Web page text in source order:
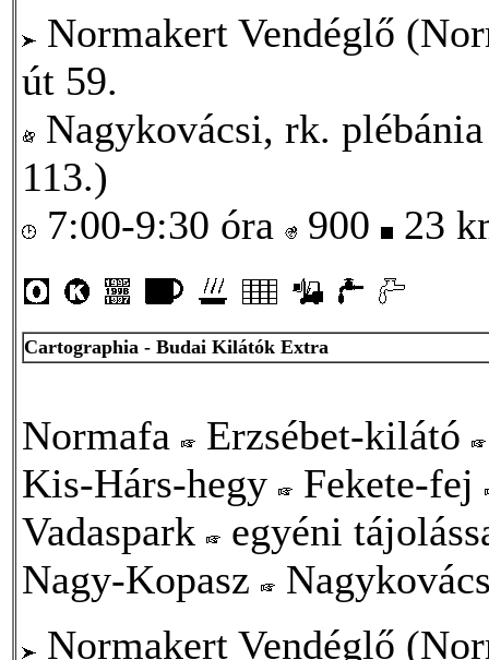
Normakert Vendéglő
út 59.
Nagykovácsi, rk.
113.)
7:00-9:30 óra
900 23
Cartographia - Budai Kilátók Extra
Normafa Erzsébet-kilátó
Kis-Hárs-hegy
Fekete-fej
Vadaspark
egyéni
Nagy-Kopasz
Normakert Vendéglő